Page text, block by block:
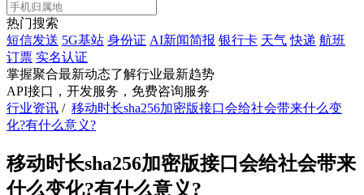
热门搜索
短信发送 5G基站 身份证 AI新闻简报 银行卡 天气 快递 航班
订票 实名认证
掌握聚合最新动态了解行业最新趋势
API接口，开发服务，免费咨询服务
行业资讯 / 移动时长sha256加密版接口会给社会带来什么变
化?有什么意义?
移动时长sha256加密版接口会给社会带来
什么变化?有什么意义?